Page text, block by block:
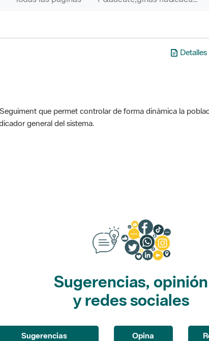
Detalles
que permet controlar de forma dinàmica la
general del sistema.
de 0 estrellas de 5.
Sugerencias, opinión
y redes sociales
Sugerencias Opina